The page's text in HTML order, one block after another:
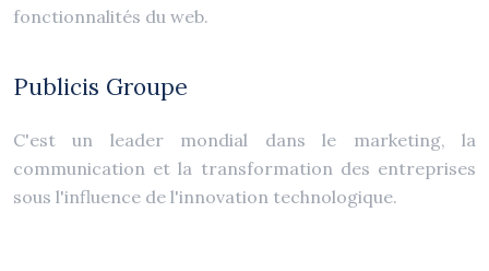
fonctionnalités du web.
Publicis Groupe
C'est un leader mondial dans le marketing, la
communication et la transformation des entreprises
sous l'influence de l'innovation technologique.